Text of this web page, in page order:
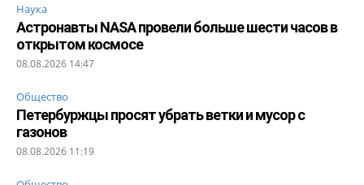
Наука
Астронавты NASA провели больше шести часов в
открытом космосе
08.08.2026 14:47
Общество
Петербуржцы просят убрать ветки и мусор с
газонов
08.08.2026 11:19